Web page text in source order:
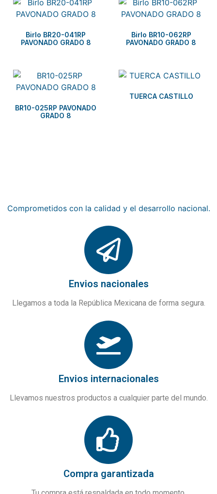
Birlo BR20-041RP
PAVONADO GRADO 8
Birlo BR10-062RP
PAVONADO GRADO 8
BR10-025RP PAVONADO
GRADO 8
TUERCA CASTILLO
Comprometidos con la calidad y el desarrollo nacional.
Envios nacionales
Llegamos a toda la República Mexicana de forma segura.
Envios internacionales
Llevamos nuestros productos a cualquier parte del mundo.
Compra garantizada